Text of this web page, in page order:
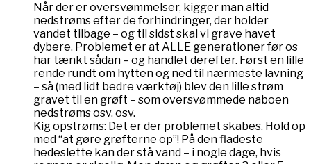
Når der er oversvømmelser, kigger man altid
nedstrøms efter de forhindringer, der holder
vandet tilbage – og til sidst skal vi grave havet
dybere. Problemet er at ALLE generationer før os
har tænkt sådan – og handlet derefter. Først en lille
rende rundt om hytten og ned til nærmeste lavning
– så (med lidt bedre værktøj) blev den lille strøm
gravet til en grøft – som oversvømmede naboen
nedstrøms osv. osv.
Kig opstrøms: Det er der problemet skabes. Hold op
med “at gøre grøfterne op”! På den fladeste
hedeslette kan der stå vand – i nogle dage, hvis